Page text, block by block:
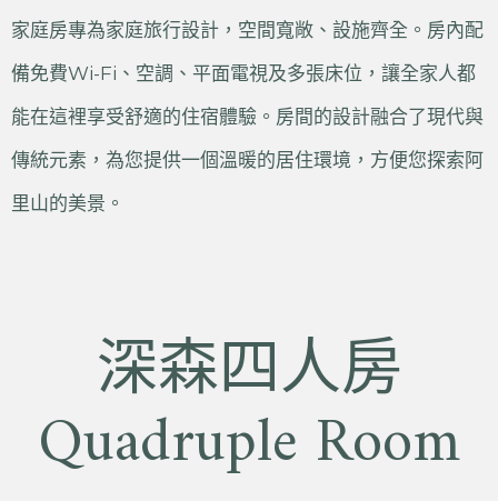
家庭房專為家庭旅行設計，空間寬敞、設施齊全。房內配
備免費Wi-Fi、空調、平面電視及多張床位，讓全家人都
能在這裡享受舒適的住宿體驗。房間的設計融合了現代與
傳統元素，為您提供一個溫暖的居住環境，方便您探索阿
里山的美景。
深森四人房
Quadruple Room